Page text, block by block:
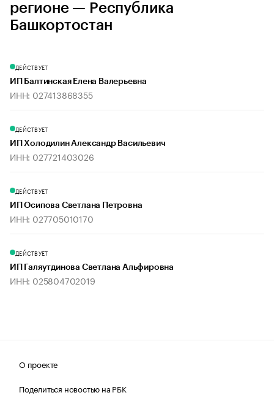
регионе — Республика
Башкортостан
ДЕЙСТВУЕТ
ИП Балтинская Елена Валерьевна
ИНН: 027413868355
ДЕЙСТВУЕТ
ИП Холодилин Александр Васильевич
ИНН: 027721403026
ДЕЙСТВУЕТ
ИП Осипова Светлана Петровна
ИНН: 027705010170
ДЕЙСТВУЕТ
ИП Галяутдинова Светлана Альфировна
ИНН: 025804702019
О проекте
Поделиться новостью на РБК